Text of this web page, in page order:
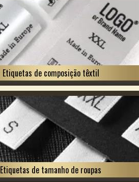
Etiquetas de composição têxtil
Etiquetas de tamanho de roupas